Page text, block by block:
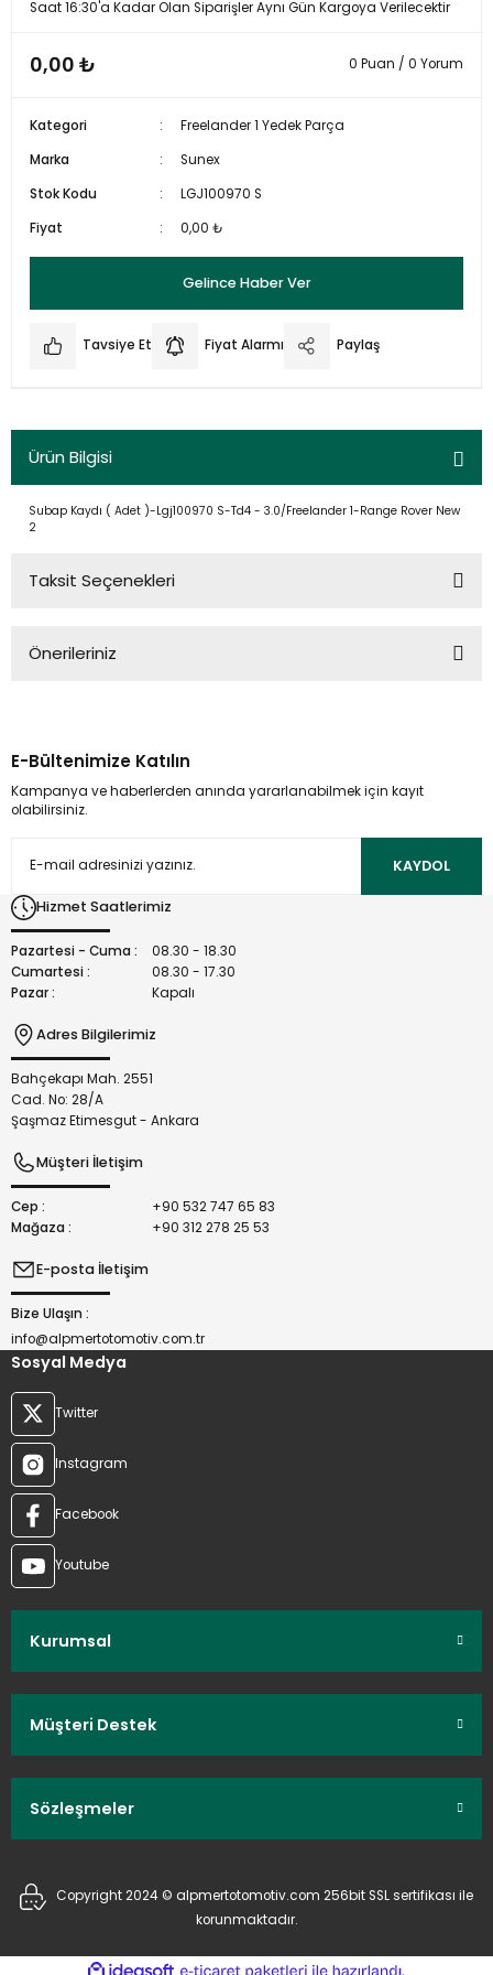
Saat 16:30'a Kadar Olan Siparişler Aynı Gün Kargoya Verilecektir
0,00 ₺ 0 Puan / 0 Yorum
Kategori
Freelander 1 Yedek Parça
Marka
Sunex
Stok Kodu
LGJ100970 S
Fiyat
0,00 ₺
Gelince Haber Ver
Tavsiye Et Fiyat Alarmı Paylaş
Ürün Bilgisi
Subap Kaydı ( Adet )-Lgj100970 S-Td4 - 3.0/Freelander 1-Range Rover New
2
Taksit Seçenekleri
Önerileriniz
kullanarak tarafımıza iletebilirsiniz.
Görüş ve önerileriniz için teşekkür ederiz.
Ürün açıklamasında eksik bilgiler bulunuyor.
Bu ürüne benzer farklı alternatifler olmalı.
E-Bültenimize Katılın
Kampanya ve haberlerden anında yararlanabilmek için kayıt
olabilirsiniz.
KAYDOL
Hizmet Saatlerimiz
Pazartesi - Cuma :
08.30 - 18.30
Cumartesi :
08.30 - 17.30
Pazar :
Kapalı
Adres Bilgilerimiz
Bahçekapı Mah. 2551
Cad. No: 28/A
Şaşmaz Etimesgut - Ankara
Müşteri İletişim
Cep :
+90 532 747 65 83
Mağaza :
+90 312 278 25 53
E-posta İletişim
Bize Ulaşın :
info@alpmertotomotiv.com.tr
Sosyal Medya
Twitter
Instagram
Facebook
Youtube
Kurumsal
Müşteri Destek
Sözleşmeler
Copyright 2024 © alpmertotomotiv.com 256bit SSL sertifikası ile
korunmaktadır.
ideasoft e-